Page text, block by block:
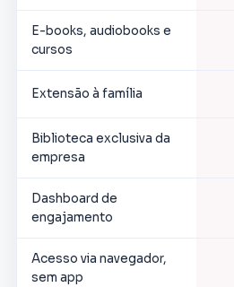
E-books, audiobooks e
cursos
Extensão à família
Biblioteca exclusiva da
empresa
Dashboard de
engajamento
Acesso via navegador,
sem app